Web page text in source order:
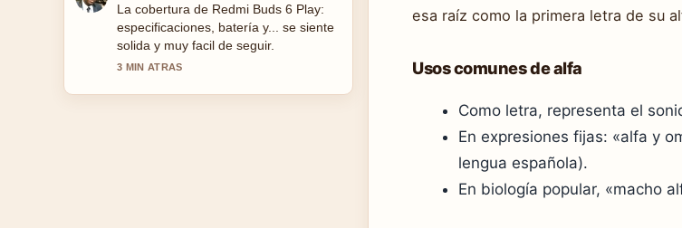
esa raíz como la primera letra de su
Usos comunes de alfa
Como letra, representa el
En expresiones fijas: «alfa y
lengua española).
En biología popular, «macho
Muy buen trabajo de verificacion sobre
Dior: Historia, Significado y Claves de
la.... Mas medios deberian escribir asi.
5 MIN ATRAS